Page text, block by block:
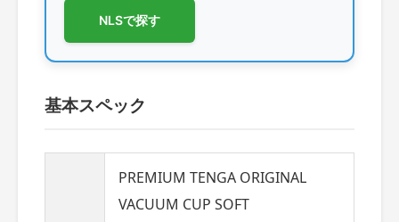
NLSで探す
基本スペック
PREMIUM TENGA ORIGINAL
VACUUM CUP SOFT